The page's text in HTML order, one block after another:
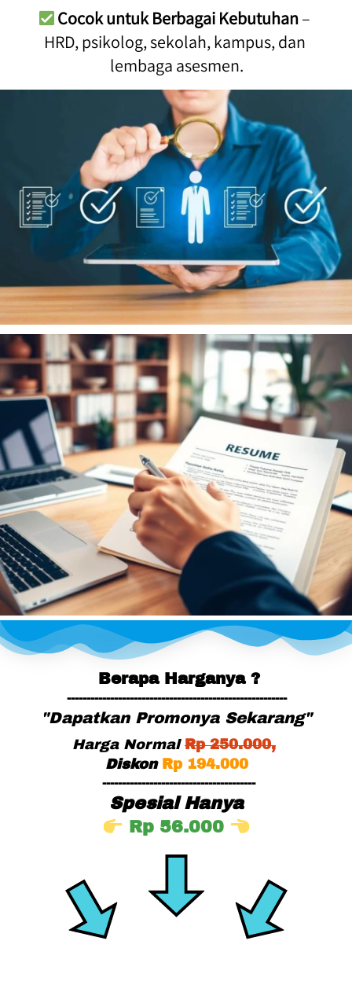
Cocok untuk Berbagai Kebutuhan –
HRD, psikolog, sekolah, kampus, dan
lembaga asesmen.
Berapa Harganya ?
--------------------------------------------------------
"Dapatkan Promonya Sekarang"
Harga Normal Rp 250.000,
Diskon
Rp 194.000
---------------------------------------
Spesial Hanya
Rp 56.000